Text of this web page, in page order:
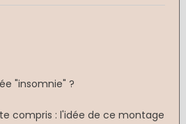
"insomnie" ?
compris : l'idée de ce montage